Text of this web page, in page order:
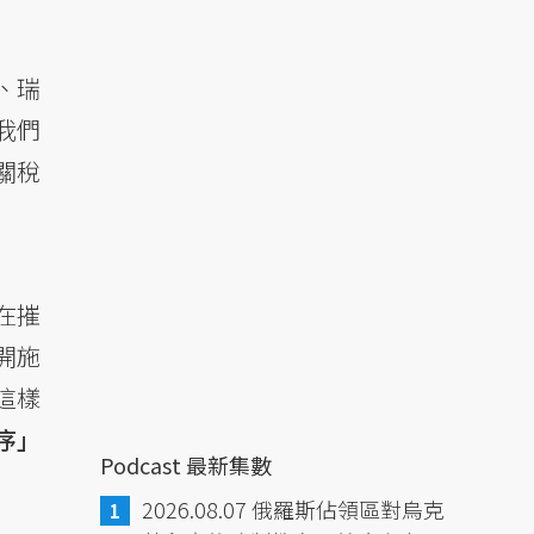
瑞
們
稅
摧
施
樣
Podcast 最新集數
2026.08.07 俄羅斯佔領區對烏克